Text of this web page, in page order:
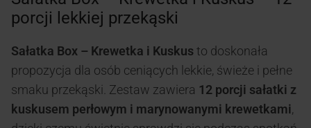
porcji lekkiej przekąski
Sałatka Box – Krewetka i Kuskus to doskonała
propozycja dla osób ceniących lekkie, świeże i pełne
smaku przekąski. Zestaw zawiera 12 porcji sałatki z
kuskusem perłowym i marynowanymi krewetkami,